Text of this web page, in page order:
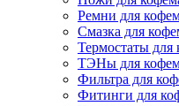
Ремни для
Смазка для
Термостаты
ТЭНы для
Фильтра для
Фитинги для